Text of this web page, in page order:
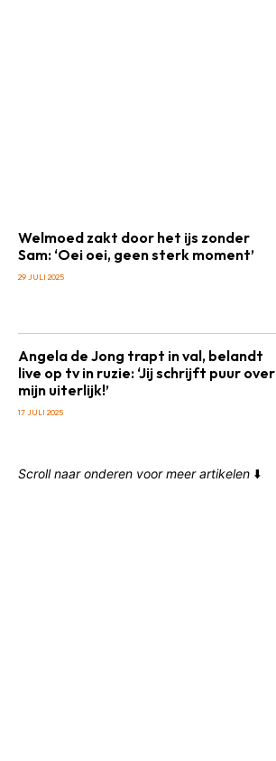
Welmoed zakt door het ijs zonder
Sam: ‘Oei oei, geen sterk moment’
29 JULI 2025
Angela de Jong trapt in val, belandt
live op tv in ruzie: ‘Jij schrijft puur over
mijn uiterlijk!’
17 JULI 2025
Scroll naar onderen voor meer artikelen ⬇️